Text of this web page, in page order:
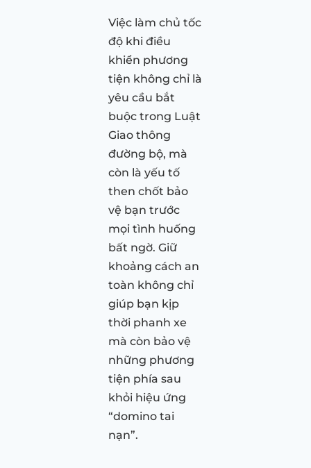
Việc làm chủ tốc
độ khi điều
khiển phương
tiện không chỉ là
yêu cầu bắt
buộc trong Luật
Giao thông
đường bộ, mà
còn là yếu tố
then chốt bảo
vệ bạn trước
mọi tình huống
bất ngờ. Giữ
khoảng cách an
toàn không chỉ
giúp bạn kịp
thời phanh xe
mà còn bảo vệ
những phương
tiện phía sau
khỏi hiệu ứng
“domino tai
nạn”.